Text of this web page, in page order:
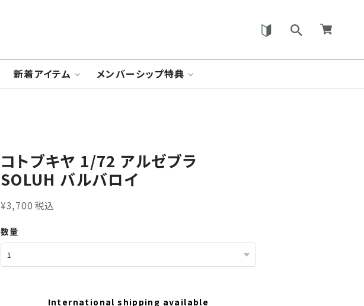
新着アイテム メンバーシップ特典
コトブキヤ 1/72 アルゼブラ
SOLUH バルバロイ
¥3,700 税込
数量
International shipping available